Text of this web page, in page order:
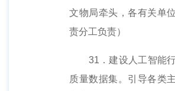
文物局牵头，各有关单
责分工负责）
31．建设人工智能
质量数据集。引导各类